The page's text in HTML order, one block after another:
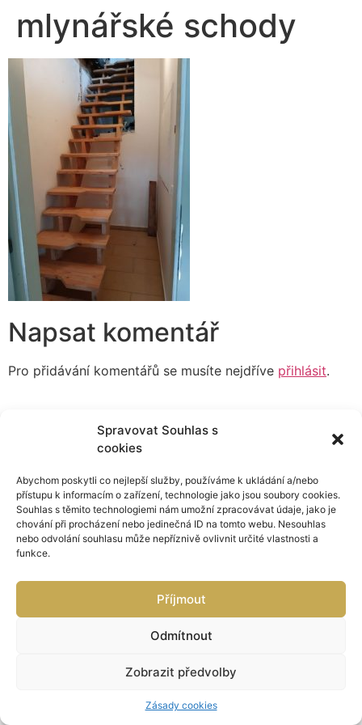
Spravovat Souhlas s
cookies
Abychom poskytli co nejlepší služby, používáme k ukládání a/nebo
přístupu k informacím o zařízení, technologie jako jsou soubory cookies.
Souhlas s těmito technologiemi nám umožní zpracovávat údaje, jako je
chování při procházení nebo jedinečná ID na tomto webu. Nesouhlas
nebo odvolání souhlasu může nepříznivě ovlivnit určité vlastnosti a
funkce.
Příjmout
Odmítnout
Zobrazit předvolby
Zásady cookies
mlynářské schody
Napsat komentář
Pro přidávání komentářů se musíte nejdříve přihlásit.